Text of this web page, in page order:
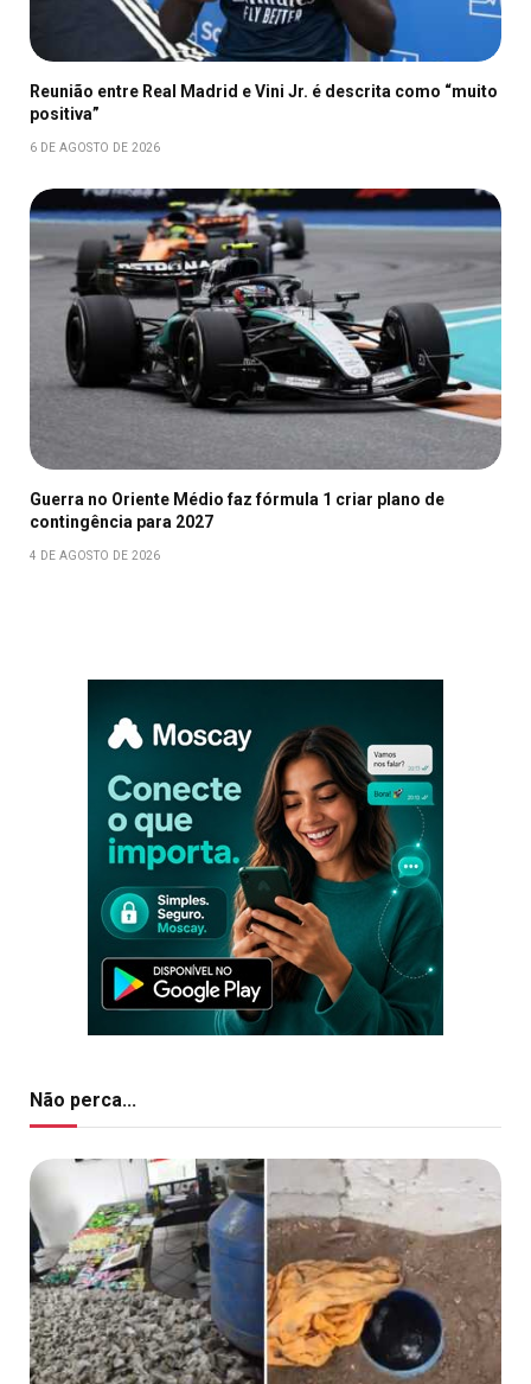
Reunião entre Real Madrid e Vini Jr. é descrita como “muito
positiva”
6 DE AGOSTO DE 2026
Guerra no Oriente Médio faz fórmula 1 criar plano de
contingência para 2027
4 DE AGOSTO DE 2026
Não perca...